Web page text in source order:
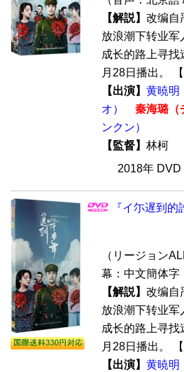
【解説】 改编自
放浪潮下转业军
成长的路上寻找
月28日播出。
【出演】 黄暁明
オ）
秦海璐（
ンクン）
【監督】 林柯
2018年
『イ尓遅到
（リージョン
幕：中文簡体字
【解説】 改编自
放浪潮下转业军
成长的路上寻
月28日播出。
【出演】 黄暁明